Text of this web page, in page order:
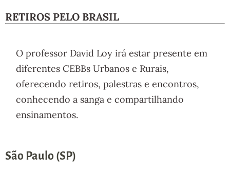
RETIROS PELO BRASIL
O professor David Loy irá estar presente em
diferentes CEBBs Urbanos e Rurais,
oferecendo retiros, palestras e encontros,
conhecendo a sanga e compartilhando
ensinamentos.
São Paulo (SP)